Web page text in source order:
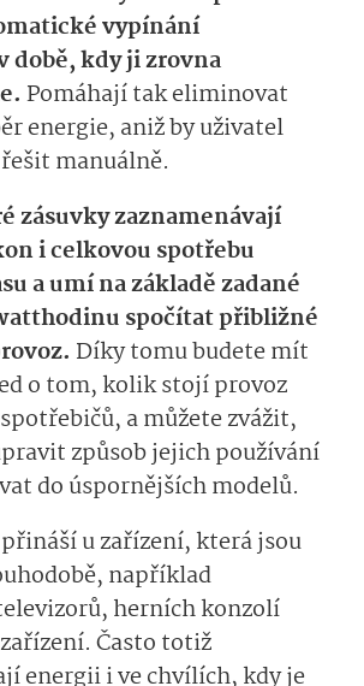
vypínání
době, kdy ji zrovna
Pomáhají tak eliminovat
energie, aniž by uživatel
manuálně.
zásuvky zaznamenávají
i celkovou spotřebu
a umí na základě zadané
spočítat přibližné
Díky tomu budete mít
o tom, kolik stojí provoz
a můžete zvážit,
způsob jejich používání
do úspornějších modelů.
u zařízení, která jsou
například
herních konzolí
Často totiž
energii i ve chvílích, kdy je